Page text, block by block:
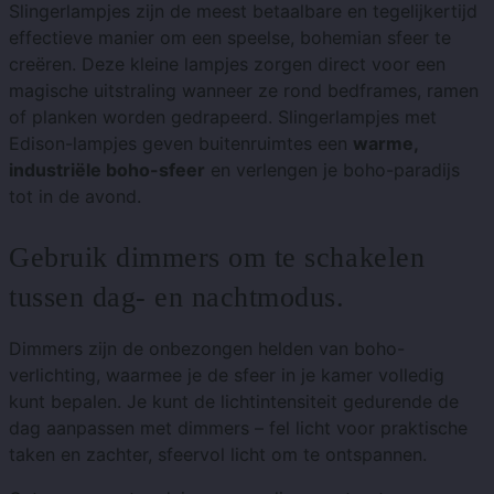
Slingerlampjes zijn de meest betaalbare en tegelijkertijd
effectieve manier om een ​​speelse, bohemian sfeer te
creëren. Deze kleine lampjes zorgen direct voor een
magische uitstraling wanneer ze rond bedframes, ramen
of planken worden gedrapeerd. Slingerlampjes met
Edison-lampjes geven buitenruimtes een warme,
industriële boho-sfeer en verlengen je boho-paradijs
tot in de avond.
Gebruik dimmers om te schakelen
tussen dag- en nachtmodus.
Dimmers zijn de onbezongen helden van boho-
verlichting, waarmee je de sfeer in je kamer volledig
kunt bepalen. Je kunt de lichtintensiteit gedurende de
dag aanpassen met dimmers – fel licht voor praktische
taken en zachter, sfeervol licht om te ontspannen.